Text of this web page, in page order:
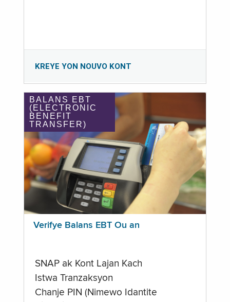
KREYE YON NOUVO KONT
BALANS EBT
(ELECTRONIC
BENEFIT
TRANSFER)
Verifye Balans EBT Ou an
SNAP ak Kont Lajan Kach
Istwa Tranzaksyon
Chanje PIN (Nimewo Idantite